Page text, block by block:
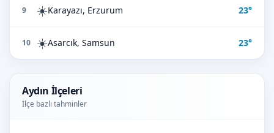
9 ☀️Karayazı, Erzurum 23°
10 ☀️Asarcık, Samsun 23°
Aydın İlçeleri
İlçe bazlı tahminler